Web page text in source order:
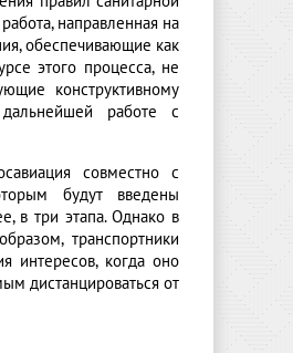
направленная на
обеспечивающие как
этого процесса, не
конструктивному
работе с
совместно с
будут введены
в три этапа. Однако в
транспортники
интересов, когда оно
дистанцироваться от